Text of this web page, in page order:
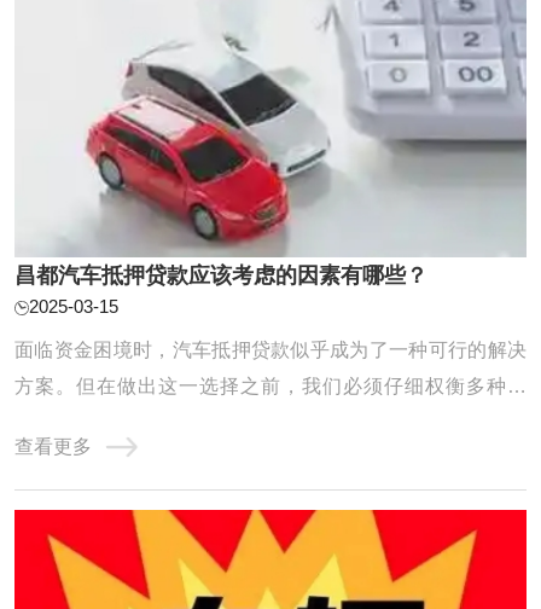
昌都汽车抵押贷款应该考虑的因素有哪些？
2025-03-15
面临资金困境时，汽车抵押贷款似乎成为了一种可行的解决
方案。但在做出这一选择之前，我们必须仔细权衡多种因
障我们的利益。接下来，我们将深入探讨汽车抵押贷款前不
可或缺的考虑要点。 在选择汽车抵押贷款公司时，您可以考
虑以下因素： 1.利率和费用：比较不同贷款公 ...
查看更多